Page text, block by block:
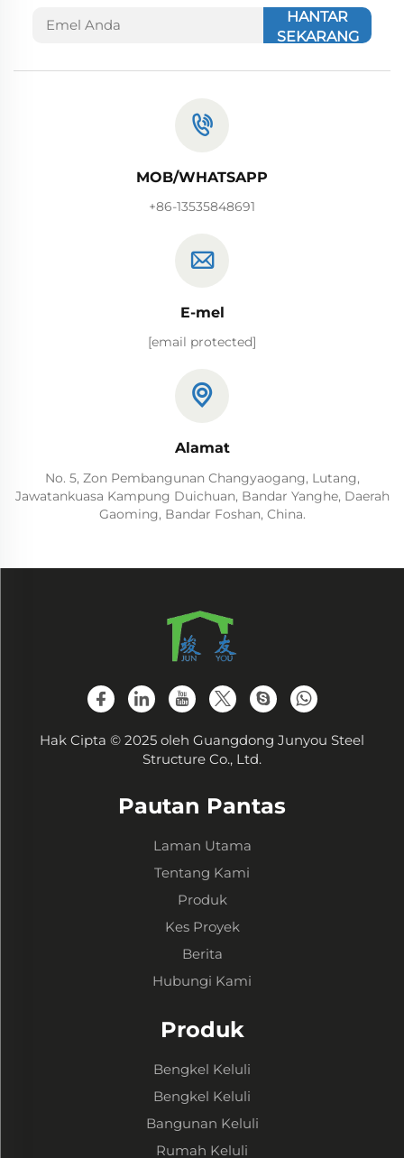
HANTAR
SEKARANG
MOB/WHATSAPP
+86-13535848691
E-mel
[email protected]
Alamat
No. 5, Zon Pembangunan Changyaogang, Lutang,
Jawatankuasa Kampung Duichuan, Bandar Yanghe, Daerah
Gaoming, Bandar Foshan, China.
Hak Cipta © 2025 oleh Guangdong Junyou Steel
Structure Co., Ltd.
Pautan Pantas
Laman Utama
Tentang Kami
Produk
Kes Proyek
Berita
Hubungi Kami
Produk
Bengkel Keluli
Bengkel Keluli
Bangunan Keluli
Rumah Keluli